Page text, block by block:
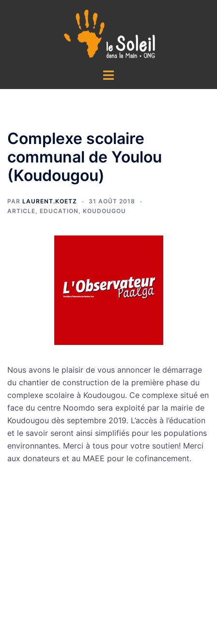
Ouvrir/fermer
Complexe scolaire
communal de Youlou
(Koudougou)
PAR LAURENT.KOETZ
31 AOÛT 2018
ARTICLE, EDUCATION , KOUDOUGOU
Nous avons le plaisir de vous annoncer le démarrage
du chantier de construction de la première phase du
complexe scolaire à Koudougou. Ce complexe situé en
face du centre Noomdo sera exploité par la mairie de
Koudougou dès septembre 2019. L’accès à l’éducation
et le savoir seront ainsi simplifiés pour les populations
environnantes. Merci à tous pour votre soutien! Merci
aux donateurs et au MAEE pour le cofinancement.